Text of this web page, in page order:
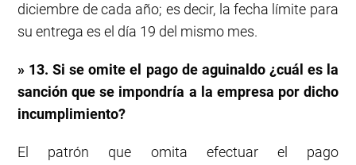
diciembre de cada año; es decir, la fecha límite para
su entrega es el día 19 del mismo mes.
» 13. Si se omite el pago de aguinaldo ¿cuál es la
sanción que se impondría a la empresa por dicho
incumplimiento?
El patrón que omita efectuar el pago